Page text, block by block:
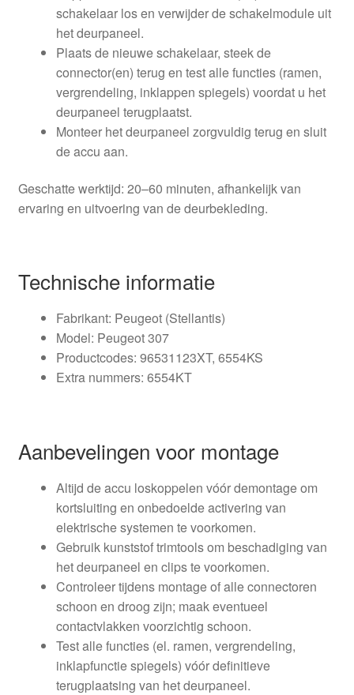
schakelaar los en verwijder de schakelmodule uit
het deurpaneel.
Plaats de nieuwe schakelaar, steek de
connector(en) terug en test alle functies (ramen,
vergrendeling, inklappen spiegels) voordat u het
deurpaneel terugplaatst.
Monteer het deurpaneel zorgvuldig terug en sluit
de accu aan.
Geschatte werktijd: 20–60 minuten, afhankelijk van
ervaring en uitvoering van de deurbekleding.
Technische informatie
Fabrikant: Peugeot (Stellantis)
Model: Peugeot 307
Productcodes: 96531123XT, 6554KS
Extra nummers: 6554KT
Aanbevelingen voor montage
Altijd de accu loskoppelen vóór demontage om
kortsluiting en onbedoelde activering van
elektrische systemen te voorkomen.
Gebruik kunststof trimtools om beschadiging van
het deurpaneel en clips te voorkomen.
Controleer tijdens montage of alle connectoren
schoon en droog zijn; maak eventueel
contactvlakken voorzichtig schoon.
Test alle functies (el. ramen, vergrendeling,
inklapfunctie spiegels) vóór definitieve
terugplaatsing van het deurpaneel.